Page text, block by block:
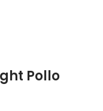
Pollo